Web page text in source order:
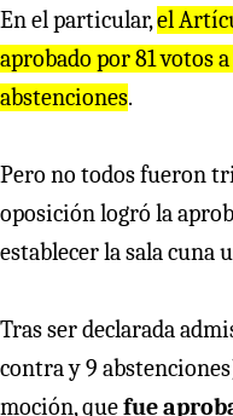
En el particular,el
aprobado por 81 votos
abstenciones.
Pero no todos fueron
oposición logró la
establecer la sala cuna
Tras ser declarada
contra y 9
moción, quefue